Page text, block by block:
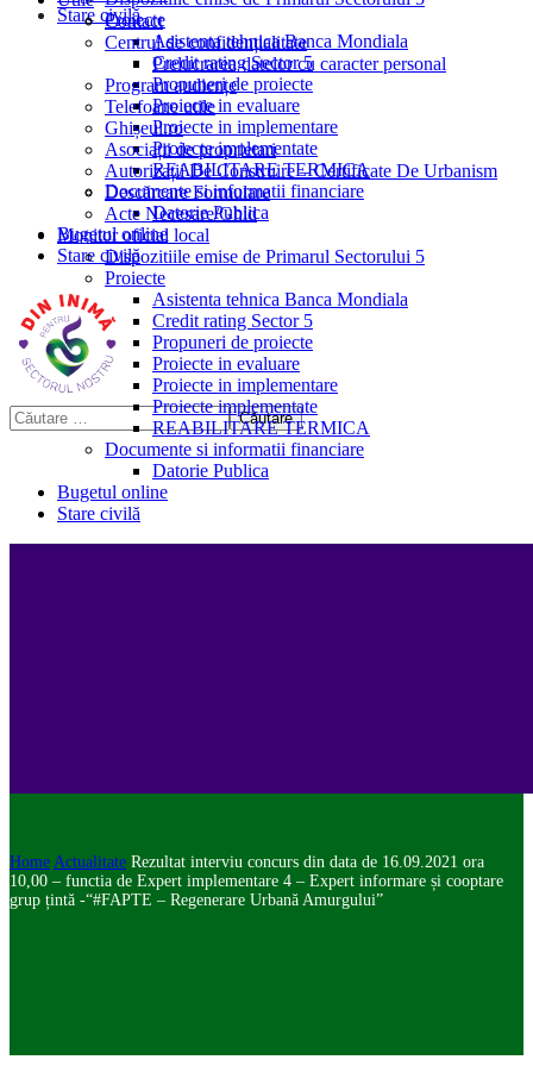
Stare civilă
Proiecte
Asistenta tehnica Banca Mondiala
Credit rating Sector 5
Propuneri de proiecte
Proiecte in evaluare
Proiecte in implementare
Proiecte implementate
REABILITARE TERMICA
Documente si informatii financiare
Datorie Publica
Bugetul online
Stare civilă
Contact
Centrul de confidențialitate
Prelucrarea datelor cu caracter personal
Program audiențe
Telefoane utile
Ghișeul.ro
Asociații de proprietari
Autorizații De Construire – Certificate De Urbanism
Descărcare Formulare
Acte Necesare/Ghid
Monitor oficial local
Dispozitiile emise de Primarul Sectorului 5
Proiecte
Asistenta tehnica Banca Mondiala
Credit rating Sector 5
Propuneri de proiecte
Proiecte in evaluare
Proiecte in implementare
Proiecte implementate
REABILITARE TERMICA
Documente si informatii financiare
Datorie Publica
Bugetul online
Stare civilă
Home Actualitate Rezultat interviu concurs din data de 16.09.2021 ora
10,00 – functia de Expert implementare 4 – Expert informare și cooptare
grup țintă -“#FAPTE – Regenerare Urbană Amurgului”